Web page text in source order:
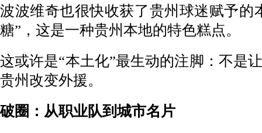
波波维奇也很快收获了贵州球迷赋予
糖”，这是一种贵州本地的特色糕点。
这或许是“本土化”最生动的注脚：不是
贵州改变外援。
破圈：从职业队到城市名片